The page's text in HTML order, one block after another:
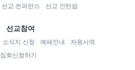
선교 컨퍼런스 선교 인턴쉽
선교참여
소식지 신청 예배안내
자원사역
집회신청하기